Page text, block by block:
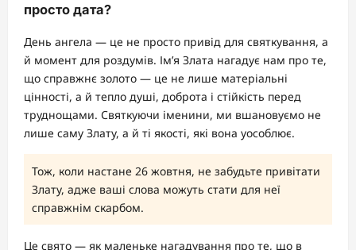
просто дата?
День ангела — це не просто привід для святкування, а
й момент для роздумів. Ім’я Злата нагадує нам про те,
що справжнє золото — це не лише матеріальні
цінності, а й тепло душі, доброта і стійкість перед
труднощами. Святкуючи іменини, ми вшановуємо не
лише саму Злату, а й ті якості, які вона уособлює.
Тож, коли настане 26 жовтня, не забудьте привітати
Злату, адже ваші слова можуть стати для неї
справжнім скарбом.
Це свято — як маленьке нагадування про те, що в